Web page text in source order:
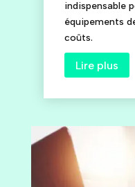
indispensable
équipements
coûts.
Lire plus